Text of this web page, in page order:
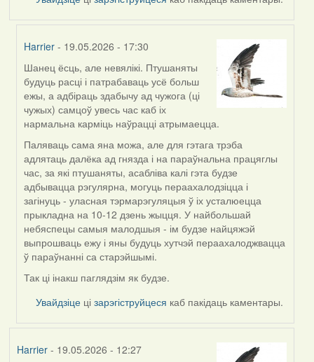
Harrier - 19.05.2026 - 17:30
In
reply
to
by
Snezhinka
Шанец ёсць, але невялікі. Птушаняты
будуць расці і патрабаваць усё больш
ежы, а адбіраць здабычу ад чужога (ці
чужых) самцоў увесь час каб іх
нармальна карміць наўрацці атрымаецца.
Паляваць сама яна можа, але для гэтага трэба
адлятаць далёка ад гнязда і на параўнальна працяглы
час, за які птушаняты, асабліва калі гэта будзе
адбывацца рэгулярна, могуць пераахалодзіцца і
загінуць - уласная тэрмарэгуляцыя ў іх усталюецца
прыкладна на 10-12 дзень жыцця. У найбольшай
небяспецы самыя малодшыя - ім будзе найцяжэй
выпрошваць ежу і яны будуць хутчэй пераахалоджвацца
ў параўнанні са старэйшымі.
Так ці інакш паглядзім як будзе.
Увайдзіце цізарэгіструйцеся каб пакідаць каментары.
Harrier- 19.05.2026 - 12:27